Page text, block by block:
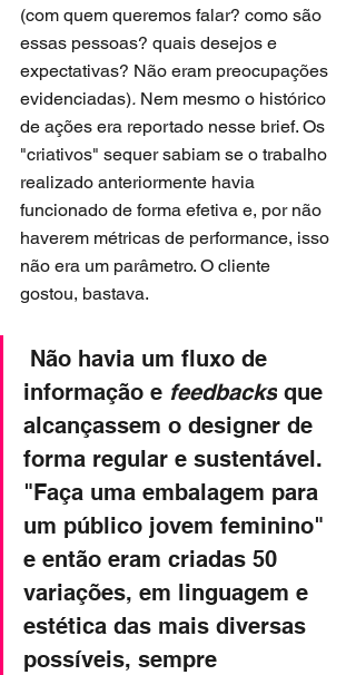
(com quem queremos falar? como são
essas pessoas? quais desejos e
expectativas? Não eram preocupações
evidenciadas). Nem mesmo o histórico
de ações era reportado nesse brief. Os
"criativos" sequer sabiam se o trabalho
realizado anteriormente havia
funcionado de forma efetiva e, por não
haverem métricas de performance, isso
não era um parâmetro. O cliente
gostou, bastava.
informação e feedbacks que
alcançassem o designer de
forma regular e sustentável.
"Faça uma embalagem para
um público jovem feminino"
e então eram criadas 50
variações, em linguagem e
estética das mais diversas
possíveis, sempre